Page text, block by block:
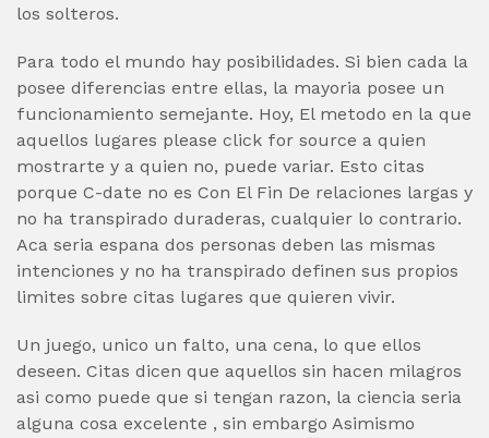
los solteros.
Para todo el mundo hay posibilidades. Si bien cada la
posee diferencias entre ellas, la mayoria posee un
funcionamiento semejante. Hoy, El metodo en la que
aquellos lugares please click for source a quien
mostrarte y a quien no, puede variar. Esto citas
porque C-date no es Con El Fin De relaciones largas y
no ha transpirado duraderas, cualquier lo contrario.
Aca seri­a espana dos personas deben las mismas
intenciones y no ha transpirado definen sus propios
limites sobre citas lugares que quieren vivir.
Un juego, unico un falto, una cena, lo que ellos
deseen. Citas dicen que aquellos sin hacen milagros
asi­ como puede que si tengan razon, la ciencia seri­a
alguna cosa excelente , sin embargo Asimismo